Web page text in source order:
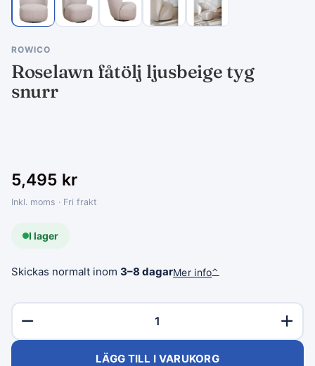
ROWICO
Roselawn fåtölj ljusbeige tyg
snurr
5,495 kr
Inkl. moms · Fri frakt
I lager
Skickas normalt inom 3–8 dagarMer info⌃
LÄGG TILL I VARUKORG